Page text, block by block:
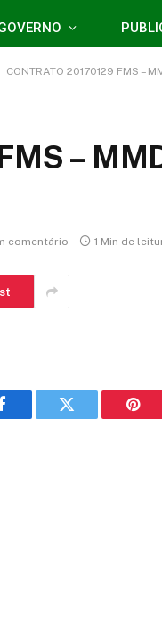
CONTRATO 20170129 FMS –
–
comentário 1 Min de
Facebook Twitter